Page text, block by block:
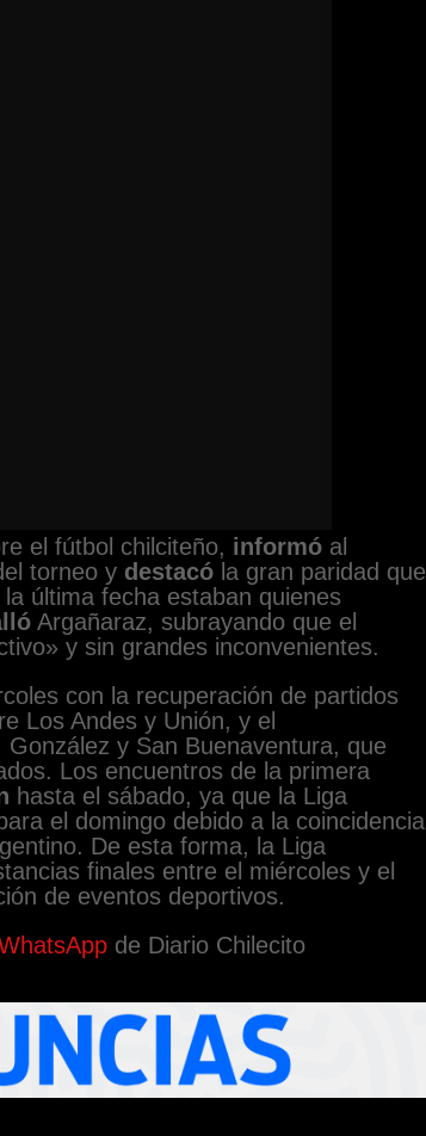
el fútbol chilciteño, informóal
torneo y destacóla gran paridad que
última fecha estaban quienes
Argañaraz, subrayando que el
y sin grandes inconvenientes.
con la recuperación de partidos
Los Andes y Unión, y el
y San Buenaventura, que
Los encuentros de la primera
hasta el sábado, ya que la Liga
el domingo debido a la coincidencia
De esta forma, la Liga
finales entre el miércoles y el
de eventos deportivos.
de Diario Chilecito